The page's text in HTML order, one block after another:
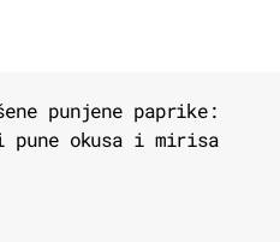
punjene paprike:
okusa i mirisa